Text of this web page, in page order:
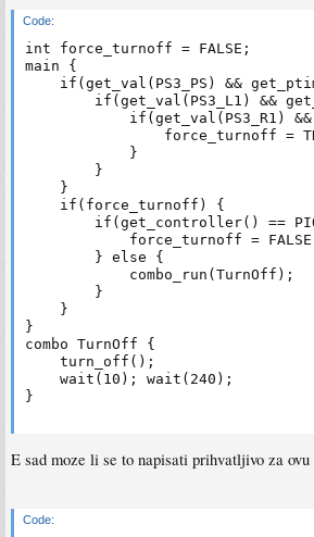
Code:
int force_turnoff = FALSE;
main {
if(get_val(PS3_PS) &&
if(get_val(PS3_L1) &&
if(get_val(PS3_R1)
force_turnoff =
            }
        }
    }
    if(force_turnoff) {
if(get_controller() ==
force_turnoff =
        } else {
            combo_run(TurnOff);
        }
    }
}
combo TurnOff {
    turn_off();
    wait(10); wait(240);
}
E sad moze li se to napisati prihvatljivo za
Code: